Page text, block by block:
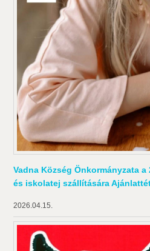
Vadna Község Önkormányzata a
és iskolatej szállítására
2026.04.15.